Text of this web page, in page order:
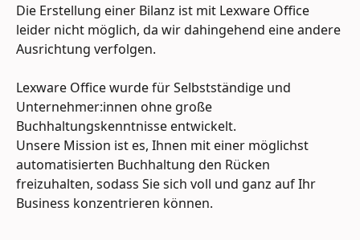
Die Erstellung einer Bilanz ist mit Lexware Office
leider nicht möglich, da wir dahingehend eine andere
Ausrichtung verfolgen.
Lexware Office wurde für Selbstständige und
Unternehmer:innen ohne große
Buchhaltungskenntnisse entwickelt.
Unsere Mission ist es, Ihnen mit einer möglichst
automatisierten Buchhaltung den Rücken
freizuhalten, sodass Sie sich voll und ganz auf Ihr
Business konzentrieren können.